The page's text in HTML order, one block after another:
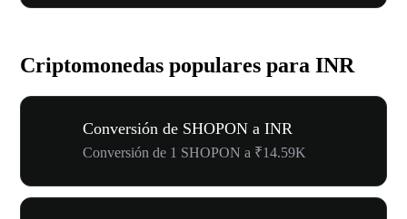
Criptomonedas populares para INR
Conversión de SHOPON a INR
Conversión de 1 SHOPON a ₹14.59K